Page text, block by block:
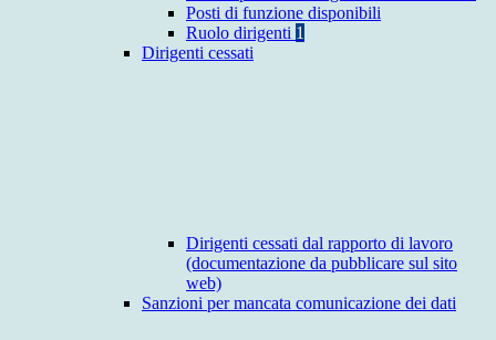
Posti di funzione disponibili
Ruolo dirigenti 1
Dirigenti cessati
Dirigenti cessati dal rapporto di lavoro
(documentazione da pubblicare sul sito
web)
Sanzioni per mancata comunicazione dei dati